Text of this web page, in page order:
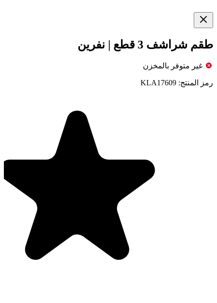
طقم شراشف 3 قطع | نفرين
غير متوفر بالمخزن
رمز المنتج: KLA17609